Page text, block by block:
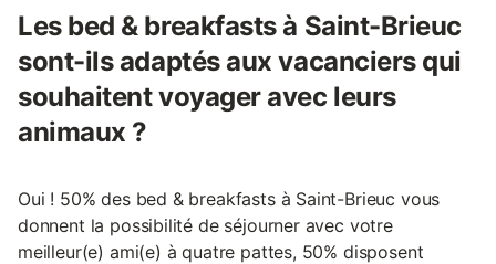
Les bed & breakfasts à Saint-Brieuc
sont-ils adaptés aux vacanciers qui
souhaitent voyager avec leurs
animaux ?
Oui ! 50% des bed & breakfasts à Saint-Brieuc vous
donnent la possibilité de séjourner avec votre
meilleur(e) ami(e) à quatre pattes, 50% disposent